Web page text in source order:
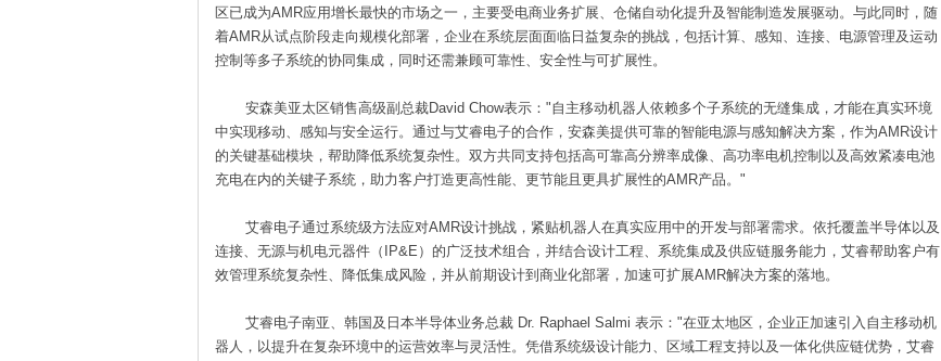
区已成为AMR应用增长最快的市场之一，主要受电商业务扩展、仓储自动化提升及智能制造发展驱动。与此同时，随
着AMR从试点阶段走向规模化部署，企业在系统层面面临日益复杂的挑战，包括计算、感知、连接、电源管理及运动
控制等多子系统的协同集成，同时还需兼顾可靠性、安全性与可扩展性。
安森美亚太区销售高级副总裁David Chow表示："自主移动机器人依赖多个子系统的无缝集成，才能在真实环境
中实现移动、感知与安全运行。通过与艾睿电子的合作，安森美提供可靠的智能电源与感知解决方案，作为AMR设计
的关键基础模块，帮助降低系统复杂性。双方共同支持包括高可靠高分辨率成像、高功率电机控制以及高效紧凑电池
充电在内的关键子系统，助力客户打造更高性能、更节能且更具扩展性的AMR产品。"
艾睿电子通过系统级方法应对AMR设计挑战，紧贴机器人在真实应用中的开发与部署需求。依托覆盖半导体以及
连接、无源与机电元器件（IP&E）的广泛技术组合，并结合设计工程、系统集成及供应链服务能力，艾睿帮助客户有
效管理系统复杂性、降低集成风险，并从前期设计到商业化部署，加速可扩展AMR解决方案的落地。
艾睿电子南亚、韩国及日本半导体业务总裁 Dr. Raphael Salmi 表示："在亚太地区，企业正加速引入自主移动机
器人，以提升在复杂环境中的运营效率与灵活性。凭借系统级设计能力、区域工程支持以及一体化供应链优势，艾睿